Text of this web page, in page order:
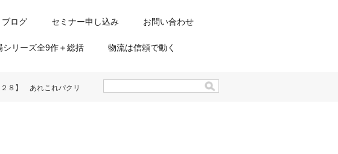
ブログ セミナー申し込み お問い合わせ
シリーズ全9作＋総括 物流は信頼で動く
２８】 あれこれパクリ